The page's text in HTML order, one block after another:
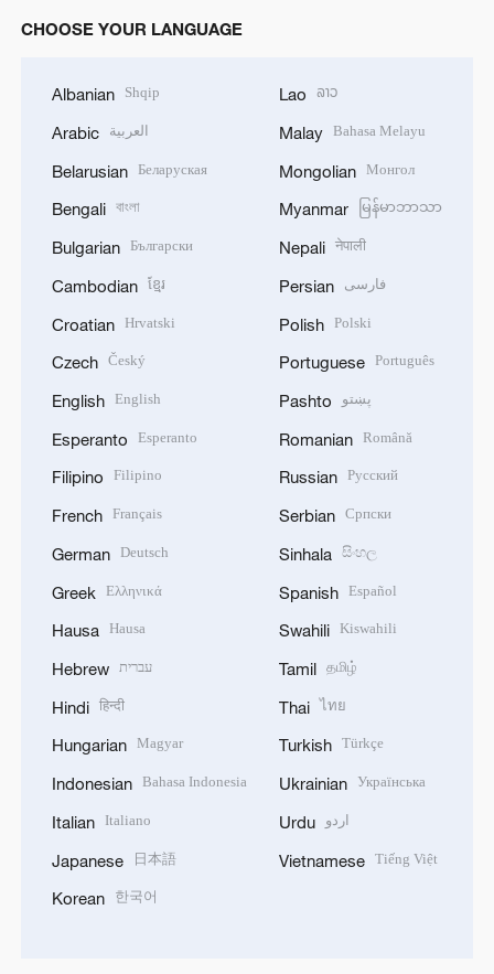
CHOOSE YOUR LANGUAGE
Albanian Shqip
Arabic العربية
Belarusian Беларуская
Bengali বাংলা
Bulgarian Български
Cambodian ខ្មែរ
Croatian Hrvatski
Czech Český
English English
Esperanto Esperanto
Filipino Filipino
French Français
German Deutsch
Greek Ελληνικά
Hausa Hausa
Hebrew עברית
Hindi हिन्दी
Hungarian Magyar
Indonesian Bahasa Indonesia
Italian Italiano
Japanese 日本語
Korean 한국어
Lao ລາວ
Malay Bahasa Melayu
Mongolian Монгол
Myanmar မြန်မာဘာသာ
Nepali नेपाली
Persian فارسی
Polish Polski
Portuguese Português
Pashto پښتو
Romanian Română
Russian Русский
Serbian Српски
Sinhala සිංහල
Spanish Español
Swahili Kiswahili
Tamil தமிழ்
Thai ไทย
Turkish Türkçe
Ukrainian Українська
Urdu اردو
Vietnamese Tiếng Việt